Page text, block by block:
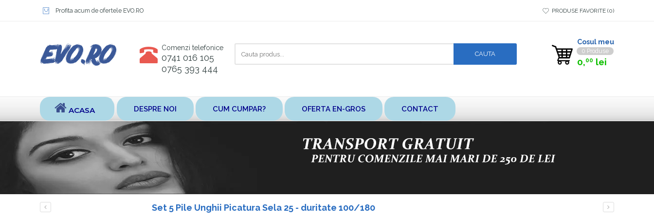
Profita acum de ofertele EVO.RO PRODUSE FAVORITE 0
Comenzi telefonice
0741 016 105
0765 393 444
aici
Cosul meu
0 Produse
0,00 lei
ACASA DESPRE NOI CUM CUMPAR? OFERTA EN-GROS CONTACT
Set 5 Pile Unghii Picatura Sela 25 - duritate 100/180